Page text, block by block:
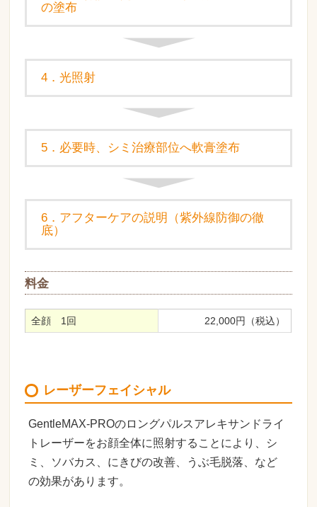
の塗布
4．光照射
5．必要時、シミ治療部位へ軟膏塗布
6．アフターケアの説明（紫外線防御の徹
底）
料金
全顔 1回 22,000円（税込）
レーザーフェイシャル
GentleMAX-PROのロングパルスアレキサンドライ
トレーザーをお顔全体に照射することにより、シ
ミ、ソバカス、にきびの改善、うぶ毛脱落、など
の効果があります。